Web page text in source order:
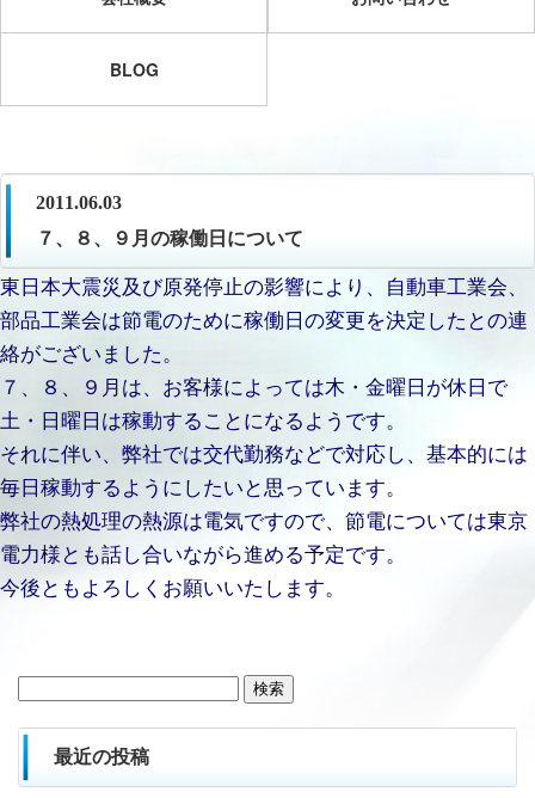
BLOG
2011.06.03
７、８、９月の稼働日について
東日本大震災及び原発停止の影響により、自動車工業会、
部品工業会は節電のために稼働日の変更を決定したとの連
絡がございました。
７、８、９月は、お客様によっては木・金曜日が休日で
土・日曜日は稼動することになるようです。
それに伴い、弊社では交代勤務などで対応し、基本的には
毎日稼動するようにしたいと思っています。
弊社の熱処理の熱源は電気ですので、節電については東京
電力様とも話し合いながら進める予定です。
今後ともよろしくお願いいたします。
最近の投稿